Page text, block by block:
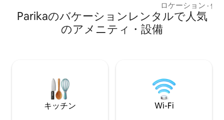
ベッドルーム。
ンロ、ケトルを
ンサイズベッド2
ーム。お湯と水。
マゾニアモール、
ム、ラマダホテル
数分です。
ロケーション ·価
Parikaのバケーションレンタルで人気
のアメニティ・設備
キッチン Wi-Fi